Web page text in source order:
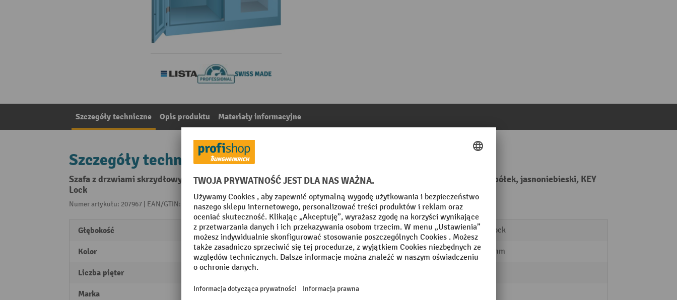
Szczegóły techniczne Opis produktu Materiały informacyjne
Szczegóły techniczne
Szafa z drzwiami skrzydłowymi LISTA z oknem, (szer. x gł. x wys.) 1000 x 500 x 1950 mm, 10 regulowanych półek, jasnoniebieski, KEY
Lock
Numer artykułu: 207967 | EAN/GTIN: 4047417513651Z kategorii:Szafy z drzwiami skrzydlowymi
Głębokość 500 mm
Kolor niebieski jasny
Liczba pięter 10
Marka LISTA
System zamykający KEY Lock
Szerokość 1000 mm
Wysokość